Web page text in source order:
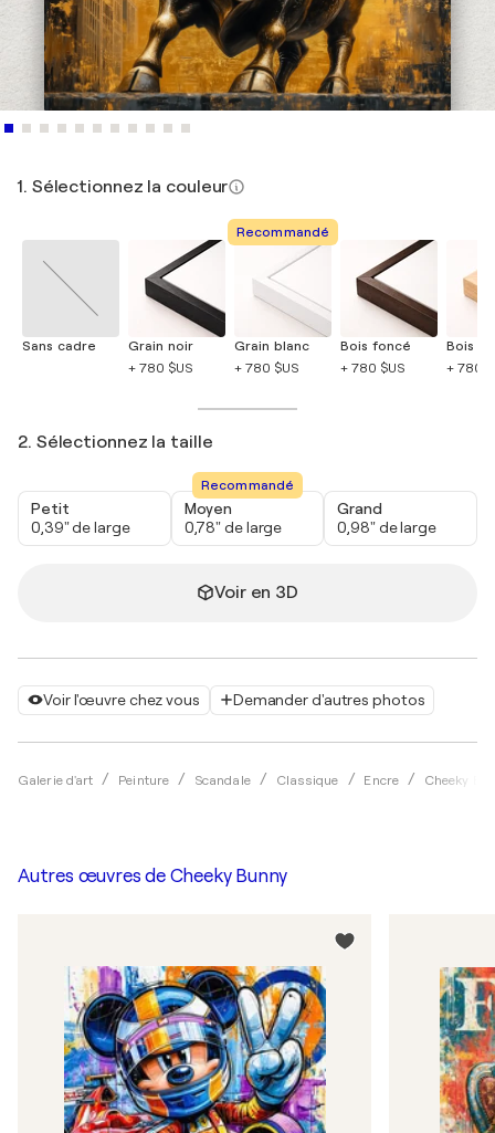
Voir l'œuvre chez vous Demander d'autres photos
Galerie d'art Peinture Scandale Classique Encre Cheeky
1. Sélectionnez la couleur
Sans cadre
Grain noir
+ 780 $US
Recommandé
Grain blanc
+ 780 $US
Bois foncé
+ 780 $US
Bois
+ 780
2. Sélectionnez la taille
Petit
0,39" de large
Recommandé
Moyen
0,78" de large
Grand
0,98" de large
Voir en 3D
Autres œuvres de Cheeky Bunny